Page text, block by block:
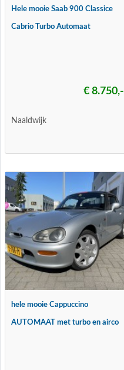
Hele mooie Saab 900 Classice
Cabrio Turbo Automaat
€ 8.750,-
Naaldwijk
hele mooie Cappuccino
AUTOMAAT met turbo en airco